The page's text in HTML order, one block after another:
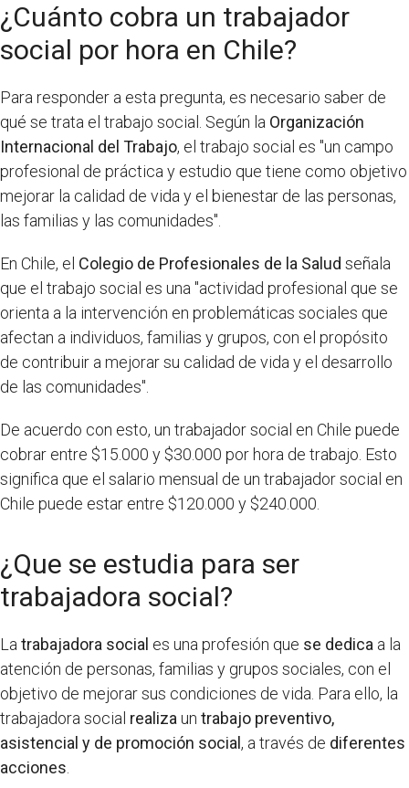
¿Cuánto cobra un trabajador
social por hora en Chile?
Para responder a esta pregunta, es necesario saber de
qué se trata el trabajo social. Según la Organización
Internacional del Trabajo, el trabajo social es "un campo
profesional de práctica y estudio que tiene como objetivo
mejorar la calidad de vida y el bienestar de las personas,
las familias y las comunidades".
En Chile, el Colegio de Profesionales de la Salud señala
que el trabajo social es una "actividad profesional que se
orienta a la intervención en problemáticas sociales que
afectan a individuos, familias y grupos, con el propósito
de contribuir a mejorar su calidad de vida y el desarrollo
de las comunidades".
De acuerdo con esto, un trabajador social en Chile puede
cobrar entre $15.000 y $30.000 por hora de trabajo. Esto
significa que el salario mensual de un trabajador social en
Chile puede estar entre $120.000 y $240.000.
¿Que se estudia para ser
trabajadora social?
La trabajadora social es una profesión que se dedica a la
atención de personas, familias y grupos sociales, con el
objetivo de mejorar sus condiciones de vida. Para ello, la
trabajadora social realiza un trabajo preventivo,
asistencial y de promoción social , a través de diferentes
acciones